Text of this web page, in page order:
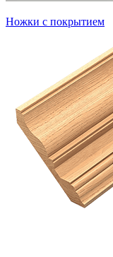
Ножки с покрытием